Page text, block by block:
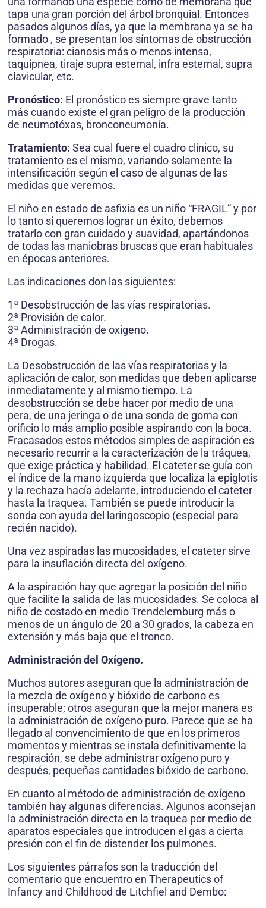
tapa una gran porción del árbol bronquial. Entonces
pasados algunos días, ya que la membrana ya se ha
formado , se presentan los síntomas de obstrucción
respiratoria: cianosis más o menos intensa,
taquipnea, tiraje supra esternal, infra esternal, supra
clavicular, etc.
Pronóstico: El pronóstico es siempre grave tanto
más cuando existe el gran peligro de la producción
de neumotóxas, bronconeumonía.
Tratamiento: Sea cual fuere el cuadro clínico, su
tratamiento es el mismo, variando solamente la
intensificación según el caso de algunas de las
medidas que veremos.
El niño en estado de asfixia es un niño “FRAGIL” y por
lo tanto si queremos lograr un éxito, debemos
tratarlo con gran cuidado y suavidad, apartándonos
de todas las maniobras bruscas que eran habituales
en épocas anteriores.
Las indicaciones don las siguientes:
1ª Desobstrucción de las vías respiratorias.
2ª Provisión de calor.
3ª Administración de oxigeno.
4ª Drogas.
La Desobstrucción de las vías respiratorias y la
aplicación de calor, son medidas que deben aplicarse
inmediatamente y al mismo tiempo. La
desobstrucción se debe hacer por medio de una
pera, de una jeringa o de una sonda de goma con
orificio lo más amplio posible aspirando con la boca.
Fracasados estos métodos simples de aspiración es
necesario recurrir a la caracterización de la tráquea,
que exige práctica y habilidad. El cateter se guía con
el índice de la mano izquierda que localiza la epiglotis
y la rechaza hacía adelante, introduciendo el cateter
hasta la traquea. También se puede introducir la
sonda con ayuda del laringoscopio (especial para
recién nacido).
Una vez aspiradas las mucosidades, el cateter sirve
para la insuflación directa del oxígeno.
A la aspiración hay que agregar la posición del niño
que facilite la salida de las mucosidades. Se coloca al
niño de costado en medio Trendelemburg más o
menos de un ángulo de 20 a 30 grados, la cabeza en
extensión y más baja que el tronco.
Administración del Oxígeno.
Muchos autores aseguran que la administración de
la mezcla de oxígeno y bióxido de carbono es
insuperable; otros aseguran que la mejor manera es
la administración de oxígeno puro. Parece que se ha
llegado al convencimiento de que en los primeros
momentos y mientras se instala definitivamente la
respiración, se debe administrar oxígeno puro y
después, pequeñas cantidades bióxido de carbono.
En cuanto al método de administración de oxígeno
también hay algunas diferencias. Algunos aconsejan
la administración directa en la traquea por medio de
aparatos especiales que introducen el gas a cierta
presión con el fin de distender los pulmones.
Los siguientes párrafos son la traducción del
comentario que encuentro en Therapeutics of
Infancy and Childhood de Litchfiel and Dembo: